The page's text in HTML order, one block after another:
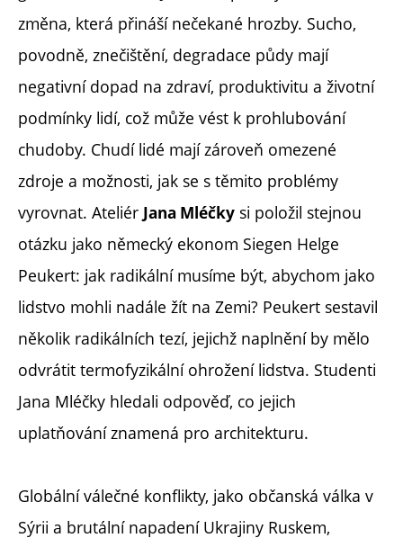
změna, která přináší nečekané hrozby. Sucho,
povodně, znečištění, degradace půdy mají
negativní dopad na zdraví, produktivitu a životní
podmínky lidí, což může vést k prohlubování
chudoby. Chudí lidé mají zároveň omezené
zdroje a možnosti, jak se s těmito problémy
vyrovnat. Ateliér Jana Mléčky si položil stejnou
otázku jako německý ekonom Siegen Helge
Peukert: jak radikální musíme být, abychom jako
lidstvo mohli nadále žít na Zemi? Peukert sestavil
několik radikálních tezí, jejichž naplnění by mělo
odvrátit termofyzikální ohrožení lidstva. Studenti
Jana Mléčky hledali odpověď, co jejich
uplatňování znamená pro architekturu.
Globální válečné konflikty, jako občanská válka v
Sýrii a brutální napadení Ukrajiny Ruskem,